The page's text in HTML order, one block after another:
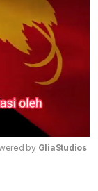
by GliaStudios